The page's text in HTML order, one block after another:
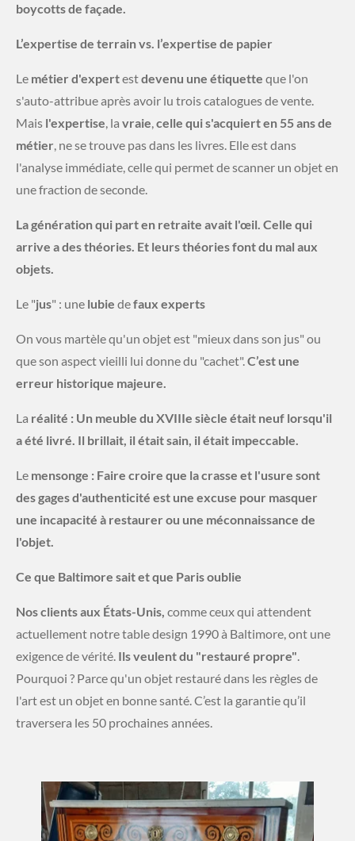
boycotts de façade.
L’expertise de terrain vs. l’expertise de papier
​Le métier d'expertestdevenu une étiquette que l'on
s'auto-attribue après avoir lu trois catalogues de vente.
Mais l'expertise, la vraie,celle qui s'acquiert en 55 ans de
métier, ne se trouve pas dans les livres. Elle est dans
l'analyse immédiate, celle qui permet de scanner un objet en
une fraction de seconde.
La génération qui part en retraite avait l'œil. Celle qui
arrive a des théories. Et leurs théories font du mal aux
objets.
​Le "jus" : une lubie defaux experts
​On vous martèle qu'un objet est "mieux dans son jus" ou
que son aspect vieilli lui donne du "cachet".C’est une
erreur historique majeure.
​La réalité : Un meuble du XVIIIe siècle était neuf lorsqu'il
a été livré. Il brillait, il était sain, il était impeccable.
​Le mensonge : Faire croire que la crasse et l'usure sont
des gages d'authenticité est une excuse pour masquer
une incapacité à restaurer ou une méconnaissance de
l'objet.
Ce que Baltimore sait et que Paris oublie
Nos clients aux États-Unis, comme ceux qui attendent
actuellement notre table design 1990 à Baltimore, ont une
exigence de vérité. Ils veulent du "restauré propre".
Pourquoi ? Parce qu'un objet restauré dans les règles de
l'art est un objet en bonne santé. C’est la garantie qu’il
traversera les 50 prochaines années.